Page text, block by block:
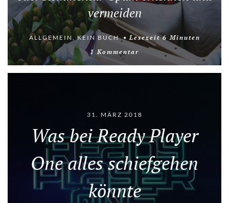
vermeiden
ALLGEMEIN ,KEIN BUCH Lesezeit 6 Minuten
1 Kommentar
31. MÄRZ 2018
Was bei Ready Player
One alles schiefgehen
könnte